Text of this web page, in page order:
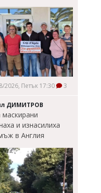
2026, Петък 17:30 3
ДИМИТРОВ
и изнасилиха
в Англия